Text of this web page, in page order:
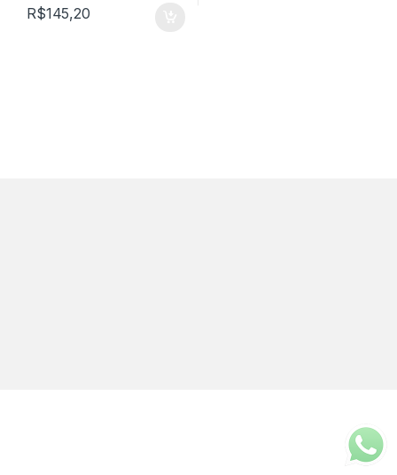
R$145,20